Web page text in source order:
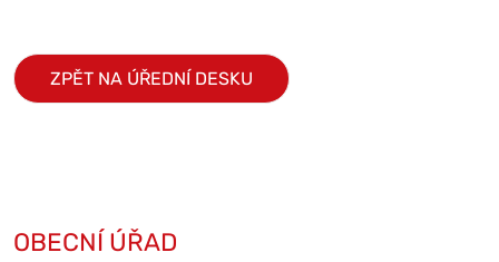
ZPĚT NA ÚŘEDNÍ DESKU
OBECNÍ ÚŘAD